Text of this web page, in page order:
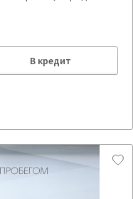
В кредит